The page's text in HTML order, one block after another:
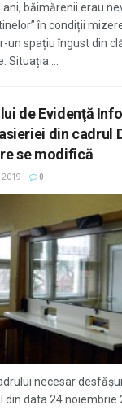
ani, băimărenii erau
în condiții
un spațiu îngust din
Situația ...
de Evidenţă
din cadrul
se modifică
2019 0
necesar
din data 24 noiembrie